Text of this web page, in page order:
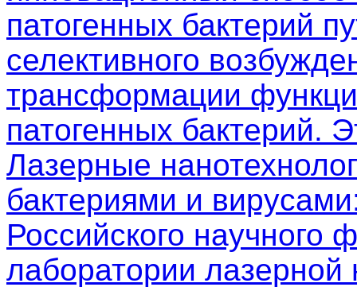
патогенных бактерий
селективного
трансформации
патогенных бактерий.
Лазерные
бактериями и вирусами
Российского
лаборатории